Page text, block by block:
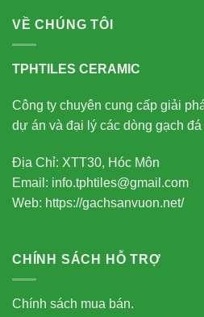
VỀ CHÚNG TÔI
TPHTILES CERAMIC
Công ty chuyên cung cấp giải
dự án và đại lý các dòng gạch
Địa Chỉ: XTT30, Hóc Môn
Email: info.tphtiles@gmail.com
Web: https://gachsanvuon.net/
CHÍNH SÁCH HỖ TRỢ
Chính sách mua bán.